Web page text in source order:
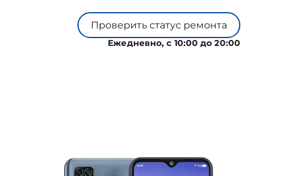
Проверить статус ремонта
Ежедневно, с 10:00 до 20:00